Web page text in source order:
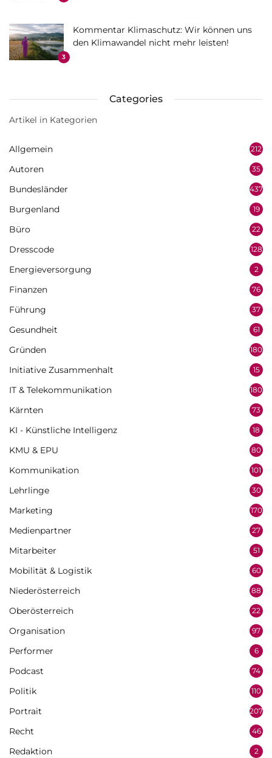
3
Kommentar Klimaschutz: Wir können uns
den Klimawandel nicht mehr leisten!
Categories
Artikel in Kategorien
Allgemein 212
Autoren 35
Bundesländer 437
Burgenland 19
Büro 22
Dresscode 128
Energieversorgung 2
Finanzen 76
Führung 37
Gesundheit 61
Gründen 180
Initiative Zusammenhalt 15
IT & Telekommunikation 180
Kärnten 73
KI - Künstliche Intelligenz 18
KMU & EPU 80
Kommunikation 101
Lehrlinge 30
Marketing 170
Medienpartner 27
Mitarbeiter 51
Mobilität & Logistik 60
Niederösterreich 88
Oberösterreich 22
Organisation 97
Performer 6
Podcast 74
Politik 110
Portrait 207
Recht 46
Redaktion 2